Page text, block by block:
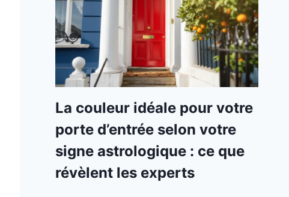
La couleur idéale pour votre
porte d’entrée selon votre
signe astrologique : ce que
révèlent les experts